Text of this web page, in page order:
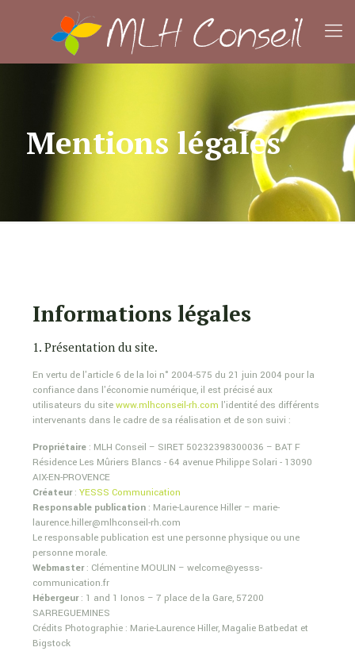
Mentions légales
Informations légales
1. Présentation du site.
En vertu de l'article 6 de la loi n° 2004-575 du 21 juin 2004 pour la
confiance dans l'économie numérique, il est précisé aux
utilisateurs du sitewww.mlhconseil-rh.com l'identité des différents
intervenants dans le cadre de sa réalisation et de son suivi :
Propriétaire: MLH Conseil – SIRET 50232398300036 – BAT F
Résidence Les Mûriers Blancs - 64 avenue Philippe Solari - 13090
AIX-EN-PROVENCE
Créateur: YESSS Communication
Responsable publication: Marie-Laurence Hiller – marie-
laurence.hiller@mlhconseil-rh.com
Le responsable publication est une personne physique ou une
personne morale.
Webmaster: Clémentine MOULIN – welcome@yesss-
communication.fr
Hébergeur: 1 and 1 Ionos – 7 place de la Gare, 57200
SARREGUEMINES
Crédits Photographie : Marie-Laurence Hiller, Magalie Batbedat et
Bigstock